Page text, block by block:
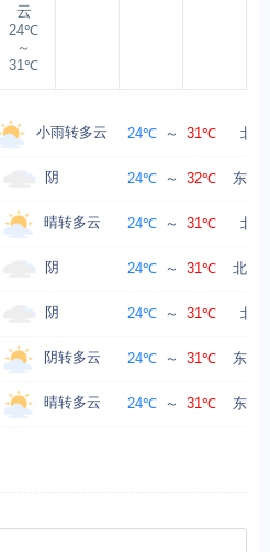
云
24℃
～
31℃
小雨转多云 24℃ ～ 31℃ 北
阴 24℃ ～ 32℃ 东北
晴转多云 24℃ ～ 31℃ 北
阴 24℃ ～ 31℃ 北风
阴 24℃ ～ 31℃ 北
阴转多云 24℃ ～ 31℃ 东北
晴转多云 24℃ ～ 31℃ 东北